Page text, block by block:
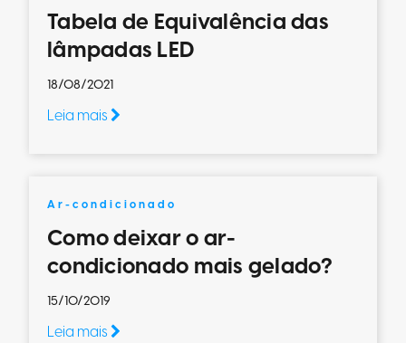
Tabela de Equivalência das
lâmpadas LED
18/08/2021
Leia mais
Ar-condicionado
Como deixar o ar-
condicionado mais gelado?
15/10/2019
Leia mais